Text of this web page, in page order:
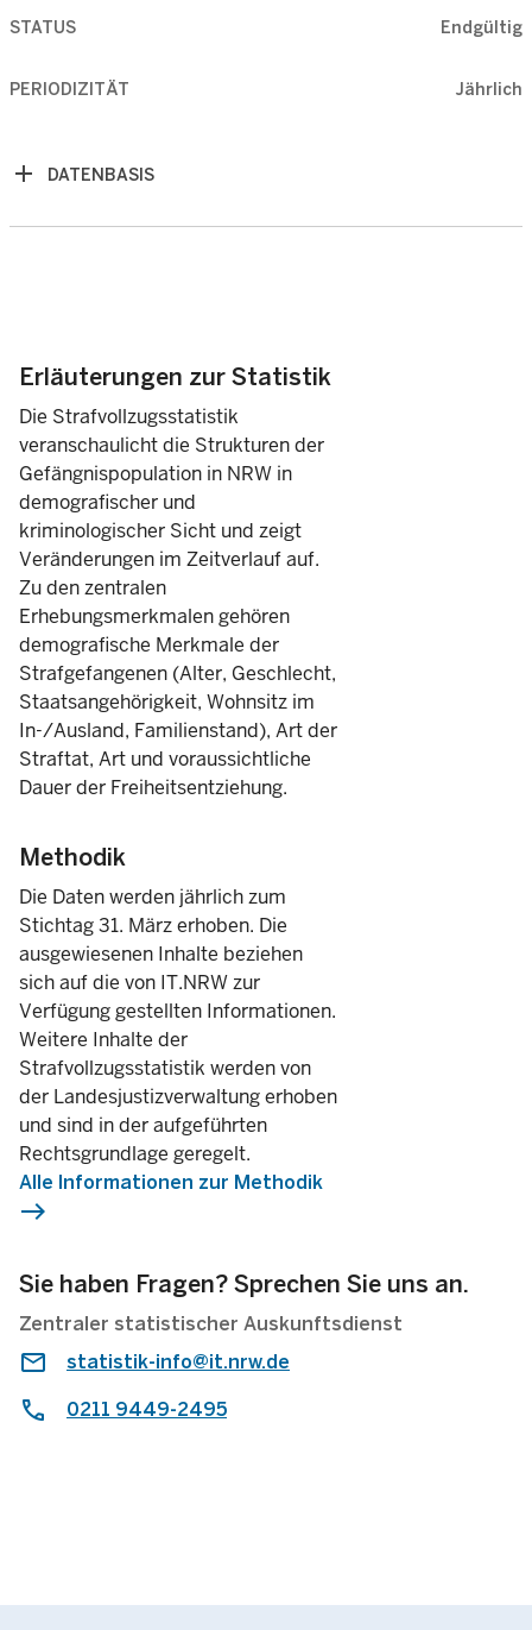
Erstinhaftierte
Sicherungsverwahrung
Zivilhaft
Sonstige Freiheitsentziehung
Insgesamt
STATUS Endgültig
PERIODIZITÄT Jährlich
DATENBASIS
Erläuterungen zur Statistik
Die Strafvollzugsstatistik
veranschaulicht die Strukturen der
Gefängnispopulation in NRW in
demografischer und
kriminologischer Sicht und zeigt
Veränderungen im Zeitverlauf auf.
Zu den zentralen
Erhebungsmerkmalen gehören
demografische Merkmale der
Strafgefangenen (Alter, Geschlecht,
Staatsangehörigkeit, Wohnsitz im
In-/Ausland, Familienstand), Art der
Straftat, Art und voraussichtliche
Dauer der Freiheitsentziehung.
Methodik
Die Daten werden jährlich zum
Stichtag 31. März erhoben. Die
ausgewiesenen Inhalte beziehen
sich auf die von IT.NRW zur
Verfügung gestellten Informationen.
Weitere Inhalte der
Strafvollzugsstatistik werden von
der Landesjustizverwaltung erhoben
und sind in der aufgeführten
Rechtsgrundlage geregelt.
Alle Informationen zur Methodik
east
Sie haben Fragen? Sprechen Sie uns an.
Zentraler statistischer Auskunftsdienst
statistik-info@it.nrw.de
0211 9449-2495